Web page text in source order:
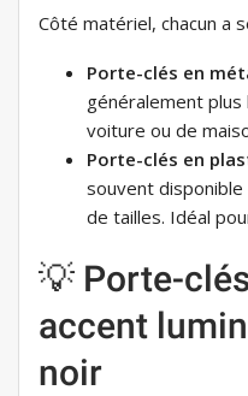
Côté matériel, chacun a
Porte-clés en
généralement
voiture ou de
Porte-clés en
souvent
de tailles. Idéal
💡 Porte-
accent
noir